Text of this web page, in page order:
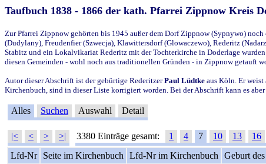
Taufbuch 1838 - 1866 der kath. Pfarrei Zippnow Kreis
Zur Pfarrei Zippnow gehörten bis 1945 außer dem Dorf Zippnow (Sypnywo)
(Dudylany), Freudenfier (Szwecja), Klawittersdorf (Glowaczewo), Rederitz
Stabitz und ein Lokalvikariat Rederitz mit der Tochterkirche in Doderlage
diesen Gemeinden - wohl noch aus traditionellen Gründen - in Zippnow getauft
Autor dieser Abschrift ist der gebürtige RederitzerPaul Lüdtke aus Köln. Er
Kirchenbuch, sind in dieser Liste korrigiert worden. Bei der Abschrift kann es
Alles Suchen Auswahl Detail
|< < > >| 3380 Einträge gesamt: 1 4 7 10 13 16
Lfd-Nr
Seite im Kirchenbuch Lfd-Nr im Kirchenbuch Geburt